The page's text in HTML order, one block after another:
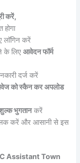
करें,
होगा
लॉगिन करें
के लिएआवेदन फॉर्म
दर्ज करें
को स्कैन कर अपलोड
भुगतानकरें
करें और आसानी से इस
Assistant Town